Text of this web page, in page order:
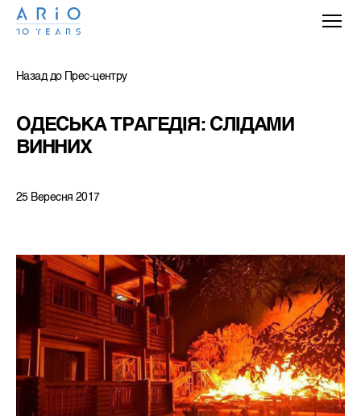
Назад до Прес-центру
ОДЕСЬКА ТРАГЕДІЯ: СЛІДАМИ
ВИННИХ
25 Вересня 2017